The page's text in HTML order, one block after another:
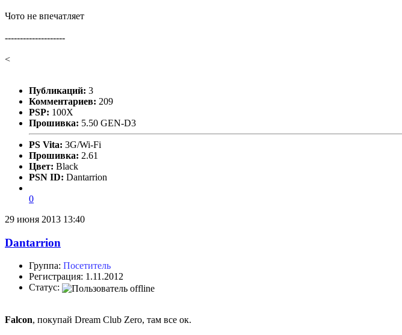
Чото не впечатляет
--------------------
<
Публикаций: 3
Комментариев: 209
PSP: 100X
Прошивка: 5.50 GEN-D3
PS Vita: 3G/Wi-Fi
Прошивка: 2.61
Цвет: Black
PSN ID: Dantarrion
0
29 июня 2013 13:40
Dantarrion
Группа: Посетитель
Регистрация: 1.11.2012
Статус:
Falcon, покупай Dream Club Zero, там все ок.